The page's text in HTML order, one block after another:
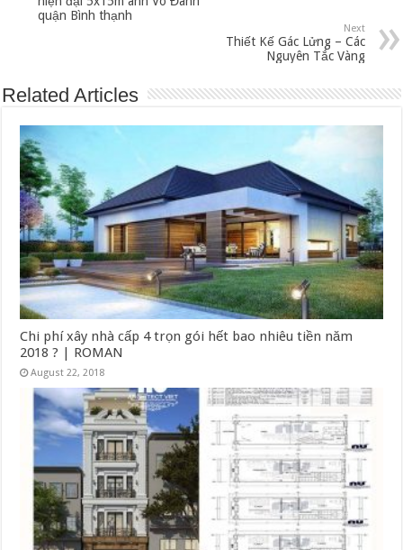
quận Bình thạnh
Next
Thiết Kế Gác Lửng – Các
Nguyên Tắc Vàng
Related Articles
Chi phí xây nhà cấp 4 trọn gói hết bao nhiêu tiền năm
2018 ? | ROMAN
August 22, 2018